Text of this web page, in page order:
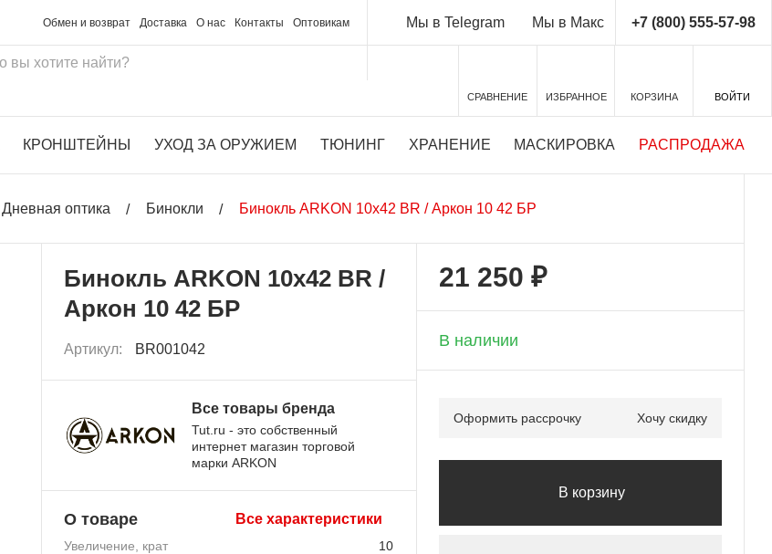
Обмен и возврат Доставка О нас Контакты Оптовикам Мы в Telegram Мы в Макс +7 (800) 555-57-98
СРАВНЕНИЕ ИЗБРАННОЕ КОРЗИНА ВОЙТИ
КРОНШТЕЙНЫ УХОД ЗА ОРУЖИЕМ ТЮНИНГ ХРАНЕНИЕ МАСКИРОВКА РАСПРОДАЖА
Дневная оптика Бинокли Бинокль ARKON 10х42 BR / Аркон 10 42 БР
Бинокль ARKON 10х42 BR /
Аркон 10 42 БР
Артикул: BR001042
Все товары бренда
Tut.ru - это собственный
интернет магазин торговой
марки ARKON
О товаре Все характеристики
Увеличение, крат 10
21 250 ₽
В наличии
Оформить рассрочку Хочу скидку
В корзину